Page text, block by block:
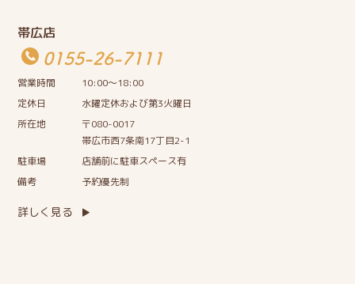
帯広店
0155-26-7111
営業時間
10:00〜18:00
定休日
水曜定休および第3火曜日
所在地
〒080-0017
帯広市西7条南17丁目2-1
駐車場
店舗前に駐車スペース有
備考
予約優先制
詳しく見る